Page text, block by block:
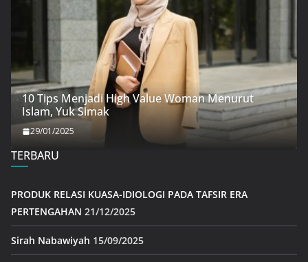
10 Tips Menjadi High Value Woman Menurut
Islam, Yuk Simak
29/01/2025
TERBARU
PRODUK RELASI KUASA-IDIOLOGI PADA TAFSIR ERA
PERTENGAHAN 21/12/2025
Sirah Nabawiyah 15/09/2025